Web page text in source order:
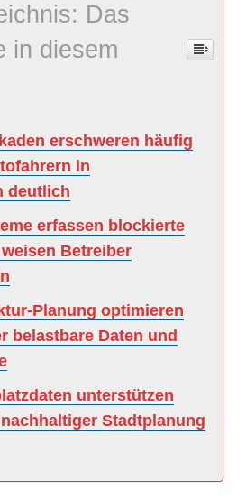
Das
in diesem
erschweren häufig
in
deutlich
erfassen blockierte
Betreiber
Planung optimieren
belastbare Daten und
unterstützen
Stadtplanung